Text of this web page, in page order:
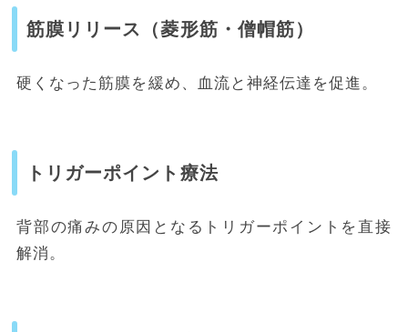
筋膜リリース（菱形筋・僧帽筋）
硬くなった筋膜を緩め、血流と神経伝達を促進。
トリガーポイント療法
背部の痛みの原因となるトリガーポイントを直接
解消。